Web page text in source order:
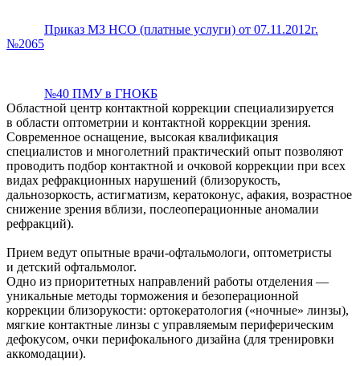
Приказ МЗ НСО (платные услуги) от 07.11.2012г.
№2065
№40 ПМУ в ГНОКБ
Областной центр контактной коррекции специализируется
в области оптометрии и контактной коррекции зрения.
Современное оснащение, высокая квалификация
специалистов и многолетний практический опыт позволяют
проводить подбор контактной и очковой коррекции при всех
видах рефракционных нарушений (близорукость,
дальнозоркость, астигматизм, кератоконус, афакия, возрастное
снижение зрения вблизи, послеоперационные аномалии
рефракций).
Прием ведут опытные врачи-офтальмологи, оптометристы
и детский офтальмолог.
Одно из приоритетных направлений работы отделения —
уникальные методы торможения и безоперационной
коррекции близорукости: ортокератология («ночные» линзы),
мягкие контактные линзы с управляемым периферическим
дефокусом, очки перифокального дизайна (для тренировки
аккомодации).